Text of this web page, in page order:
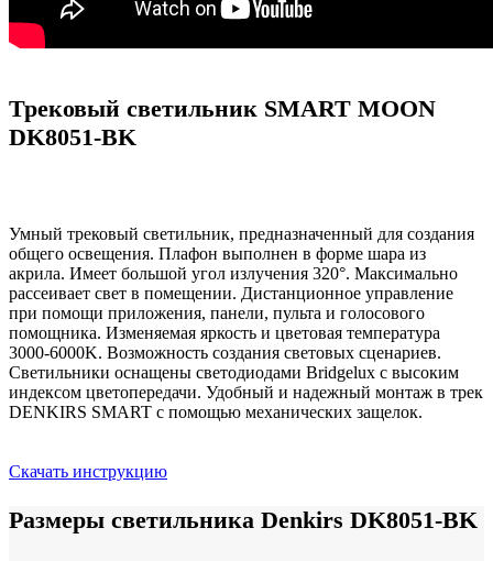
Трековый светильник SMART MOON
DK8051-BK
Умный трековый светильник, предназначенный для создания
общего освещения. Плафон выполнен в форме шара из
акрила. Имеет большой угол излучения 320°. Максимально
рассеивает свет в помещении. Дистанционное управление
при помощи приложения, панели, пульта и голосового
помощника. Изменяемая яркость и цветовая температура
3000-6000K. Возможность создания световых сценариев.
Светильники оснащены светодиодами Bridgelux с высоким
индексом цветопередачи. Удобный и надежный монтаж в трек
DENKIRS SMART с помощью механических защелок.
Скачать инструкцию
Размеры светильника Denkirs DK8051-BK